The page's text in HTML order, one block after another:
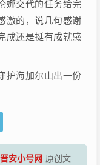
娜交代的任务给完
激的，说几句感谢
成还是挺有成就感
护海加尔山出一份
晋安小号网 原创文